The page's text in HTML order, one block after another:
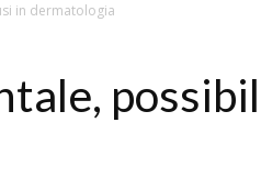
in dermatologia